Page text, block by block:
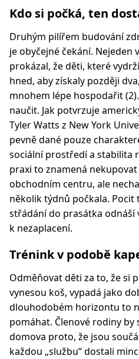
Kdo si počká, ten
Druhým pilířem budování
je obyčejné čekání. Nejeden
prokázal, že děti, které
hned, aby získaly později
mnohem lépe hospodařit
naučit. Jak potvrzuje
Tyler Watts z New York
pevně dané pouze
sociální prostředí a stabilita
praxi to znamená
obchodním centru, ale
několik týdnů počkala.
střádání do prasátka odnáší
k nezaplacení.
Trénink v podobě
Odměňovat děti za to, že si
vynesou koš, vypadá jako
dlouhodobém horizontu to
pomáhat. Členové rodiny
domova proto, že jsou
každou „službu“ dostali